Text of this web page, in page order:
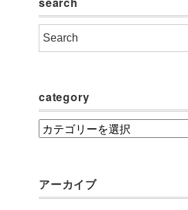
category
category
アーカイブ